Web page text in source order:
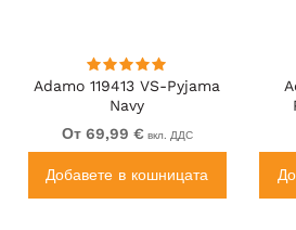
Adamo 119413 VS-Pyjama
Navy
От 69,99 € вкл. ДДС
Добавете в кошницата